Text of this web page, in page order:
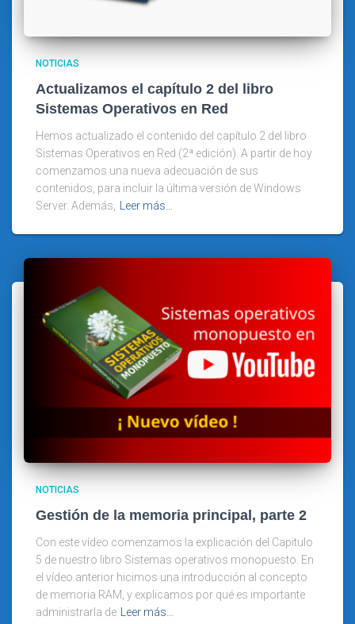
NOTICIAS
Actualizamos el capítulo 2 del libro
Sistemas Operativos en Red
Hemos actualizado el contenido del capítulo 2 del libro
Sistemas Operativos en Red (2ª edición). A partir de hoy
comenzamos una nueva adecuación de sus
contenidos, para incluir la última versión de Windows
Server. Además,
Leer más…
NOTICIAS
Gestión de la memoria principal, parte 2
Con este vídeo comenzamos la explicación del Capitulo
5 de nuestro libro Sistemas operativos monopuesto. En
el vídeo anterior hicimos una introducción al concepto
de memoria RAM, y explicamos por qué es importante
administrarla de Leer más…